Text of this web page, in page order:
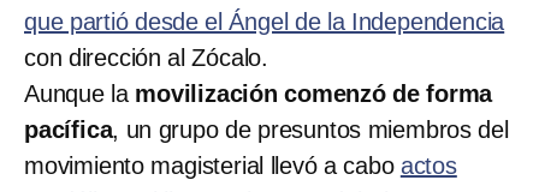
que partió desde el Ángel de la Independencia
con dirección al Zócalo.
Aunque la movilización comenzó de forma
pacífica, un grupo de presuntos miembros del
movimiento magisterial llevó a cabo actos